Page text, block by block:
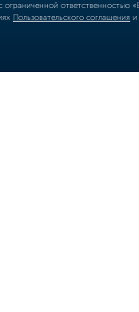
ограниченной
Пользовательского соглашения и